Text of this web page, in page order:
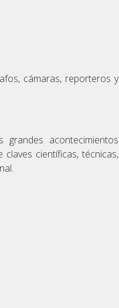
cámaras, reporteros y
acontecimientos
científicas, técnicas,